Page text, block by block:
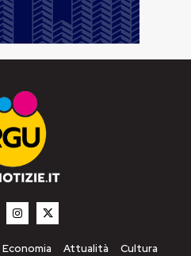
Economia Attualità
Cultura